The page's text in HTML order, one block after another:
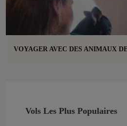
VOYAGER AVEC DES ANIMAUX
Vols Les Plus Populaires